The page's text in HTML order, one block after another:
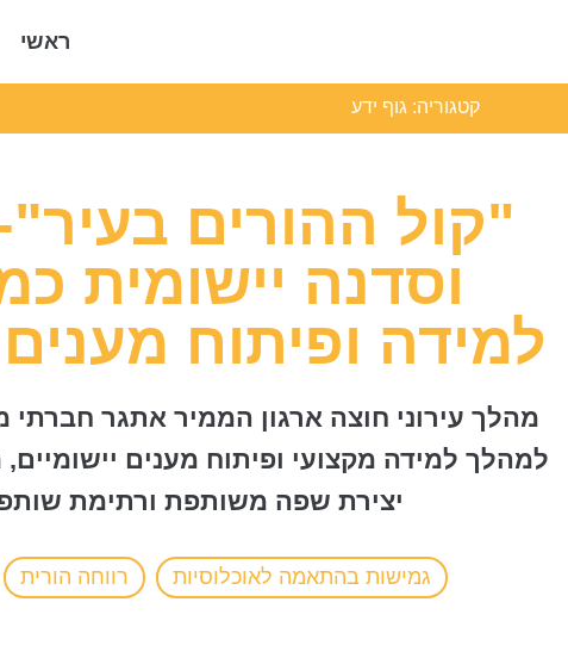
ראשי
קטגוריה: גוף ידע
"קול ההורים
וסדנה יישומית
למידה ופיתוח
מהלך עירוני חוצה ארגון הממיר אתגר חברתי
למהלך למידה מקצועי ופיתוח מענים
יצירת שפה משותפת ורתימת
גמישות בהתאמה לאוכלוסיות רווחה הורית